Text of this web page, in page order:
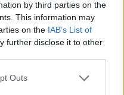
by third parties on the
This information may
on the IAB’s List of
further disclose it to other
Outs